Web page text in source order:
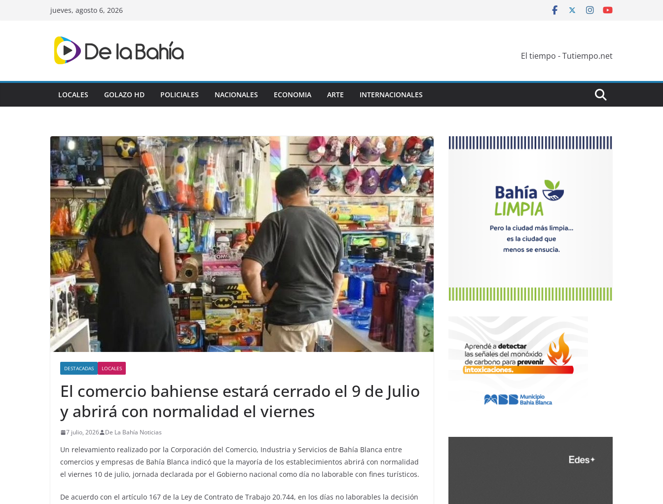
jueves, agosto 6, 2026
El tiempo - Tutiempo.net
LOCALES GOLAZO HD POLICIALES NACIONALES ECONOMIA ARTE INTERNACIONALES
DESTACADAS LOCALES
El comercio bahiense estará cerrado el 9 de Julio
y abrirá con normalidad el viernes
7 julio, 2026 De La Bahía Noticias
Un relevamiento realizado por la Corporación del Comercio, Industria y Servicios de Bahía Blanca entre
comercios y empresas de Bahía Blanca indicó que la mayoría de los establecimientos abrirá con normalidad
el viernes 10 de julio, jornada declarada por el Gobierno nacional como día no laborable con fines turísticos.
De acuerdo con el artículo 167 de la Ley de Contrato de Trabajo 20.744, en los días no laborables la decisión